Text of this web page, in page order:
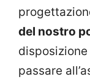
del nostro
passare